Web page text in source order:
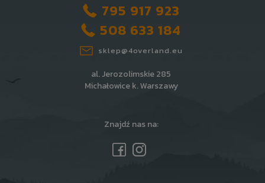
795 917 923
508 633 184
sklep@4overland.eu
al. Jerozolimskie 285
Michałowice k. Warszawy
Znajdź nas na: